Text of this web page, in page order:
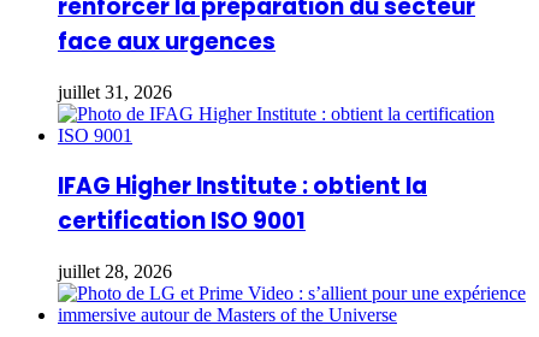
face aux urgences
juillet 31, 2026
IFAG Higher Institute : obtient la
certification ISO 9001
juillet 28, 2026